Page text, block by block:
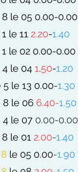
le 05 0.00-0.00
le 11 2.20-1.40
le 02 0.00-0.00
le 04 1.50-1.20
le 13 0.00-1.30
8 le 06 6.40-1.50
le 07 0.00-0.00
le 01 2.00-1.40
le 05 0.00-1.90